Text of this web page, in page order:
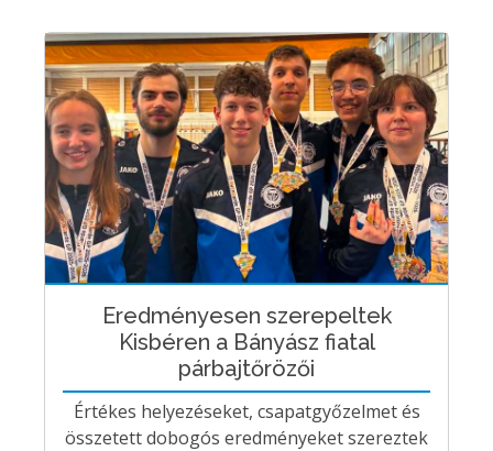
Eredményesen szerepeltek
Kisbéren a Bányász fiatal
párbajtőrözői
Értékes helyezéseket, csapatgyőzelmet és
összetett dobogós eredményeket szereztek